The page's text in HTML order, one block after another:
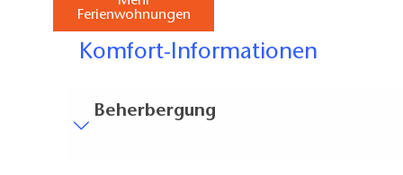
Ferienwohnungen
Komfort-Informationen
Beherbergung